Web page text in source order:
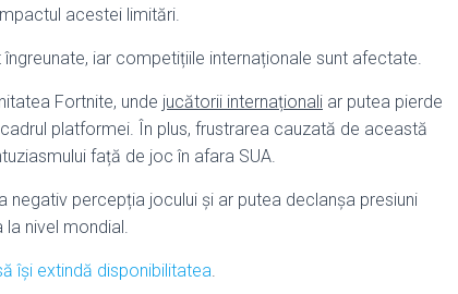
acestei limitări.
îngreunate, iar competițiile internaționale sunt afectate.
Fortnite, unde jucătorii internaționali ar putea pierde
platformei. În plus, frustrarea cauzată de această
față de joc în afara SUA.
negativ percepția jocului și ar putea declanșa presiuni
nivel mondial.
își extindă disponibilitatea.